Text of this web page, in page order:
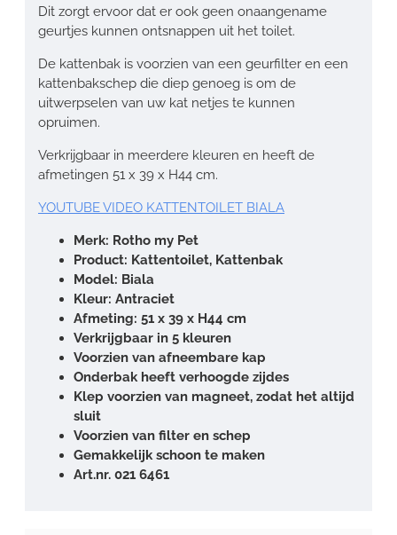
Dit zorgt ervoor dat er ook geen onaangename
geurtjes kunnen ontsnappen uit het toilet.
De kattenbak is voorzien van een geurfilter en een
kattenbakschep die diep genoeg is om de
uitwerpselen van uw kat netjes te kunnen
opruimen.
Verkrijgbaar in meerdere kleuren en heeft de
afmetingen 51 x 39 x H44 cm.
YOUTUBE VIDEO KATTENTOILET BIALA
Merk: Rotho my Pet
Product: Kattentoilet, Kattenbak
Model: Biala
Kleur: Antraciet
Afmeting: 51 x 39 x H44 cm
Verkrijgbaar in 5 kleuren
Voorzien van afneembare kap
Onderbak heeft verhoogde zijdes
Klep voorzien van magneet, zodat het altijd
sluit
Voorzien van filter en schep
Gemakkelijk schoon te maken
Art.nr. 021 6461